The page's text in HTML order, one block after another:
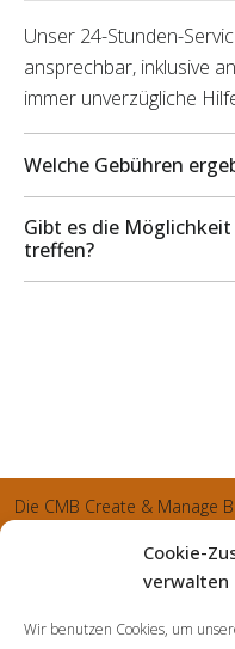
Cookie-
verwalten
Wir benutzen Cookies, um
Unser 24-Stunden-
ansprechbar, inklusive
immer unverzügliche
Welche Gebühren
Gibt es die
treffen?
Die CMB Create & Manage
und sämtliche generierte
weist nachdrücklich darauf